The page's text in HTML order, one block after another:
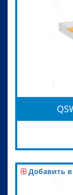
Добавить в